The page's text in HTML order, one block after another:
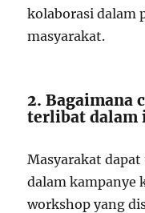
kolaborasi dalam
masyarakat.
2. Bagaimana
terlibat
Masyarakat
dalam kampanye
workshop yang